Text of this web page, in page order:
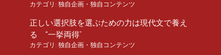
カテゴリ: 独自企画・独自コンテンツ
正しい選択肢を選ぶための力は現代文で養え
る “一挙両得”
カテゴリ: 独自企画・独自コンテンツ